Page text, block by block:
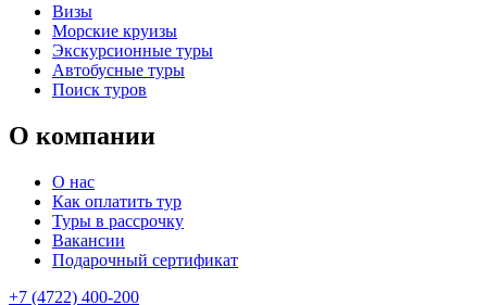
Визы
Морские круизы
Экскурсионные туры
Автобусные туры
Поиск туров
О компании
О нас
Как оплатить тур
Туры в рассрочку
Вакансии
Подарочный сертификат
+7 (4722) 400-200